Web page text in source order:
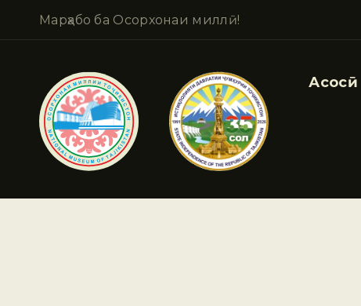
Марҳабо ба Осорхонаи миллӣ!
Асосӣ